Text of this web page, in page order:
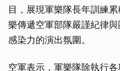
目，展現軍樂隊長年訓練
樂傳遞空軍部隊嚴謹紀律
感染力的演出氛圍。
空軍表示，軍樂隊除執行